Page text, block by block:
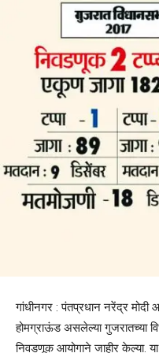
गांधीनगर : पंतप्रधान नरेंद्र मोदी
होमग्राऊंड असलेल्या गुजरातच्या
निवडणूक आयोगाने जाहीर केल्या.